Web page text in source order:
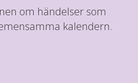
om händelser som
kalendern.